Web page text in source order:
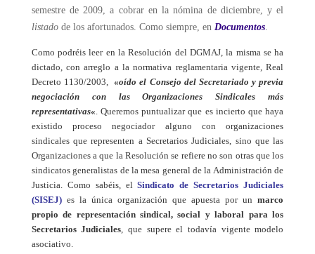
semestre de 2009, a cobrar en la nómina de diciembre, y el
listadode los afortunados. Como siempre, en Documentos.
Como podréis leer en la Resolución del DGMAJ, la misma se ha
dictado, con arreglo a la normativa reglamentaria vigente, Real
Decreto 1130/2003, «oído el Consejo del Secretariado y previa
negociación con las Organizaciones Sindicales más
representativas«. Queremos puntualizar que es incierto que haya
existido proceso negociador alguno con organizaciones
sindicales que representen a Secretarios Judiciales, sino que las
Organizaciones a que la Resolución se refiere no son otras que los
sindicatos generalistas de la mesa general de la Administración de
Justicia. Como sabéis, elSindicato de Secretarios Judiciales
(SISEJ)es la única organización que apuesta por unmarco
propio de representación sindical, social y laboral para los
Secretarios Judiciales, que supere el todavía vigente modelo
asociativo.